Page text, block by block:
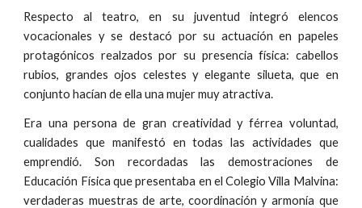
Respecto al teatro, en su juventud integró elencos
vocacionales y se destacó por su actuación en papeles
protagónicos realzados por su presencia física: cabellos
rubios, grandes ojos celestes y elegante silueta, que en
conjunto hacían de ella una mujer muy atractiva.
Era una persona de gran creatividad y férrea voluntad,
cualidades que manifestó en todas las actividades que
emprendió. Son recordadas las demostraciones de
Educación Física que presentaba en el Colegio Villa Malvina:
verdaderas muestras de arte, coordinación y armonía que